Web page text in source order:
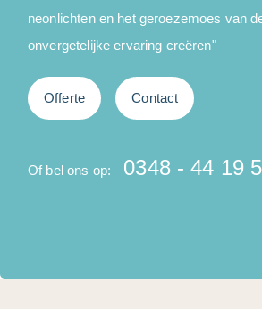
neonlichten en het geroezemoes van
onvergetelijke ervaring creëren"
Offerte Contact
Of bel ons op: 0348 - 44 19